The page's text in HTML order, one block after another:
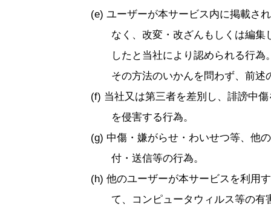
ユーザーが本サービス内に掲載さ
なく、改変・改ざんもしくは編
したと当社により認められる行
その方法のいかんを問わず、前
当社又は第三者を差別し、誹謗中
を侵害する行為。
中傷・嫌がらせ・わいせつ等、他
付・送信等の行為。
他のユーザーが本サービスを利用
て、コンピュータウィルス等の